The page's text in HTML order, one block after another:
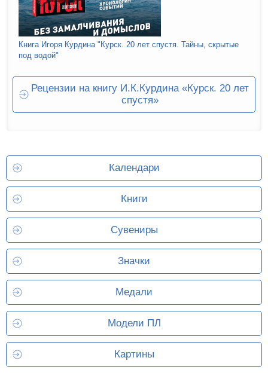
Книга Игоря Курдина "Курск. 20 лет спустя. Тайны, скрытые
под водой"
Рецензии на книгу И.К.Курдина «Курск. 20 лет
спустя»
Календари
Книги
Сувениры
Значки
Медали
Модели ПЛ
Картины